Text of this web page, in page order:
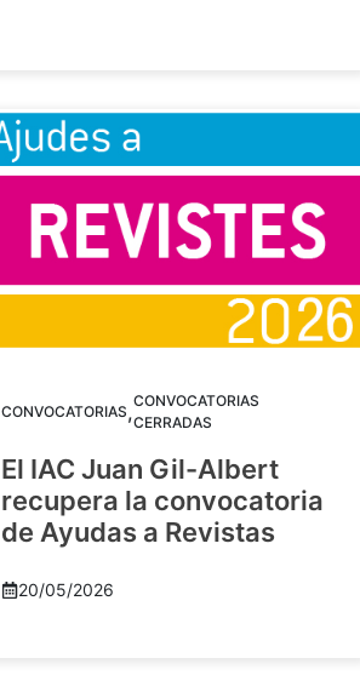
CONVOCATORIAS,CONVOCATORIAS
CERRADAS
El IAC Juan Gil-Albert
recupera la convocatoria
de Ayudas a Revistas
20/05/2026